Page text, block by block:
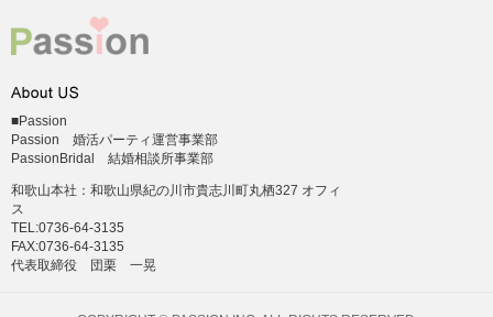
■Passion
Passion 婚活パーティ運営事業部
PassionBridal 結婚相談所事業部
和歌山本社：和歌山県紀の川市貴志川町丸栖327 オフィ
ス
TEL:0736-64-3135
FAX:0736-64-3135
代表取締役 団栗 一晃